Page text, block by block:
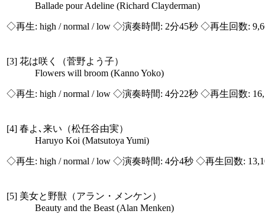
Ballade pour Adeline (Richard Clayderman)
◇再生: high / normal / low ◇演奏時間: 2分45秒 ◇再生回数:
[3] 花は咲く（菅野よう子）
Flowers will broom (Kanno Yoko)
◇再生: high / normal / low ◇演奏時間: 4分22秒 ◇再生回数:
[4] 春よ､来い（松任谷由実）
Haruyo Koi (Matsutoya Yumi)
◇再生: high / normal / low ◇演奏時間: 4分4秒 ◇再生回数:
[5] 美女と野獣（アラン・メンケン）
Beauty and the Beast (Alan Menken)